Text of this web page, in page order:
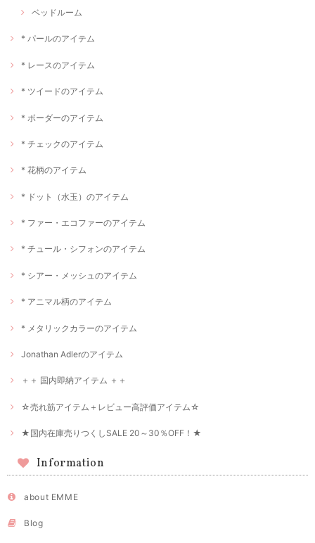
ベッドルーム
* パールのアイテム
* レースのアイテム
* ツイードのアイテム
* ボーダーのアイテム
* チェックのアイテム
* 花柄のアイテム
* ドット（水玉）のアイテム
* ファー・エコファーのアイテム
* チュール・シフォンのアイテム
* シアー・メッシュのアイテム
* アニマル柄のアイテム
* メタリックカラーのアイテム
Jonathan Adlerのアイテム
＋＋ 国内即納アイテム ＋＋
☆売れ筋アイテム＋レビュー高評価アイテム☆
★国内在庫売りつくしSALE 20～30％OFF！★
Information
about EMME
Blog